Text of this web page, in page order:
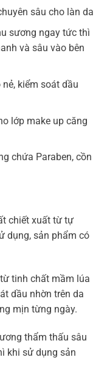
sâu cho làn da
sương ngay tức thì
và sâu vào bên
kiểm soát dầu
lớp make up căng
chứa Paraben, cồn
chiết xuất từ tự
dụng, sản phẩm có
tinh chất mầm lúa
dầu nhờn trên da
mịn từng ngày.
thẩm thấu sâu
khi sử dụng sản